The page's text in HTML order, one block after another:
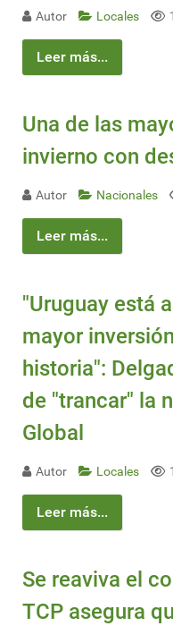
Autor Locales
Leer más...
Una de las
invierno con
Autor Nacionales
Leer más...
"Uruguay está
mayor
historia":
de "trancar" la
Global
Autor Locales
Leer más...
Se reaviva el
TCP asegura